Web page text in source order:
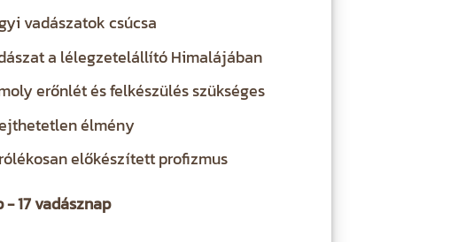
vadászatok csúcsa
a lélegzetelállító Himalájában
erőnlét és felkészülés szükséges
élmény
előkészített profizmus
- 17 vadásznap